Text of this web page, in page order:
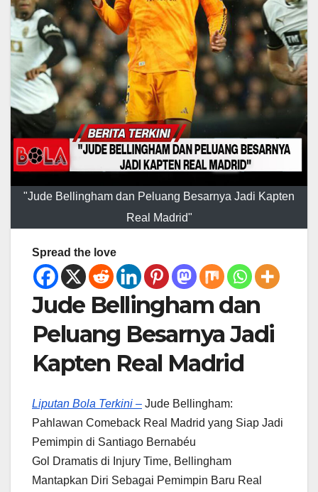
"Jude Bellingham dan Peluang Besarnya Jadi Kapten
Real Madrid"
Spread the love
Jude Bellingham dan
Peluang Besarnya Jadi
Kapten Real Madrid
Liputan Bola Terkini – Jude Bellingham:
Pahlawan Comeback Real Madrid yang Siap Jadi
Pemimpin di Santiago Bernabéu
Gol Dramatis di Injury Time, Bellingham
Mantapkan Diri Sebagai Pemimpin Baru Real